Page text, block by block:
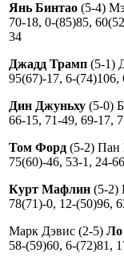
Янь Бинтао (5-4)
70-18, 0-(85)85,
34
Джадд Трамп (5-1)
95(67)-17, 6-(74)106,
Дин Джуньху (5-0)
66-15, 71-49, 69-17,
Том Форд (5-2)
75(60)-46, 53-1, 24-
Курт Мафлин (5-2)
78(71)-0, 12-(50)96,
Марк Дэвис (2-5) Ло
58-(59)60, 6-(72)81,